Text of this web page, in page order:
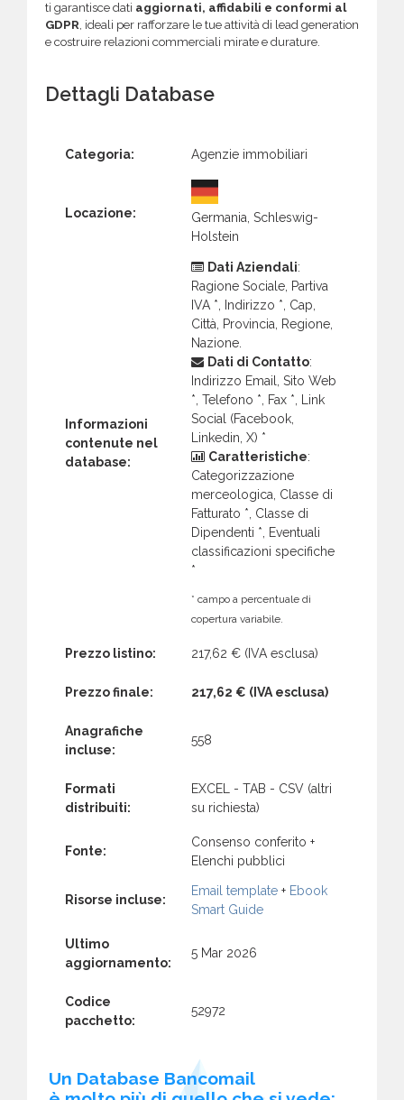
ti garantisce dati aggiornati, affidabili e conformi al
GDPR, ideali per rafforzare le tue attività di lead generation
e costruire relazioni commerciali mirate e durature.
Dettagli Database
Categoria: Agenzie immobiliari
Locazione:
Germania, Schleswig-
Holstein
Informazioni
contenute nel
database:
Dati Aziendali:
Ragione Sociale, Partiva
IVA *, Indirizzo *, Cap,
Città, Provincia, Regione,
Nazione.
Dati di Contatto:
Indirizzo Email, Sito Web
*, Telefono *, Fax *, Link
Social (Facebook,
Linkedin, X) *
Caratteristiche:
Categorizzazione
merceologica, Classe di
Fatturato *, Classe di
Dipendenti *, Eventuali
classificazioni specifiche
*
* campo a percentuale di
copertura variabile.
Prezzo listino: 217,62 € (IVA esclusa)
Prezzo finale: 217,62 € (IVA esclusa)
Anagrafiche
incluse:
558
Formati
distribuiti:
EXCEL - TAB - CSV (altri
su richiesta)
Fonte:
Consenso conferito +
Elenchi pubblici
Risorse incluse:
Email template + Ebook
Smart Guide
Ultimo
aggiornamento:
5 Mar 2026
Codice
pacchetto:
52972
Un Database Bancomail